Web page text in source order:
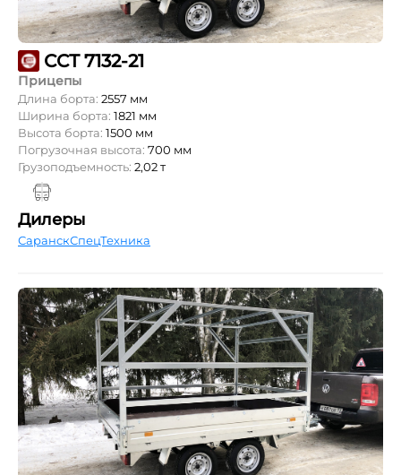
ССТ 7132-21
Прицепы
Длина борта: 2557 мм
Ширина борта: 1821 мм
Высота борта: 1500 мм
Погрузочная высота: 700 мм
Грузоподъемность: 2,02 т
Дилеры
СаранскСпецТехника